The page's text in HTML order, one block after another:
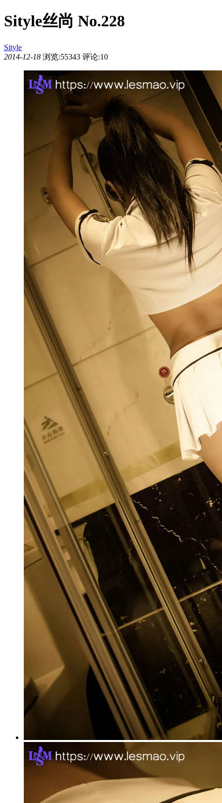
Sityle丝尚 No.228
Sityle
2014-12-18 浏览:55343 评论:10